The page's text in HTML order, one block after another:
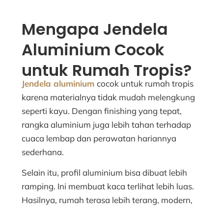
Mengapa Jendela
Aluminium Cocok
untuk Rumah Tropis?
Jendela aluminium cocok untuk rumah tropis
karena materialnya tidak mudah melengkung
seperti kayu. Dengan finishing yang tepat,
rangka aluminium juga lebih tahan terhadap
cuaca lembap dan perawatan hariannya
sederhana.
Selain itu, profil aluminium bisa dibuat lebih
ramping. Ini membuat kaca terlihat lebih luas.
Hasilnya, rumah terasa lebih terang, modern,